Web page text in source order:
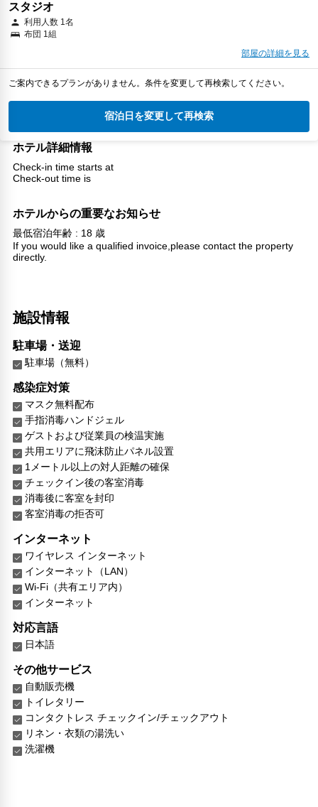
スタジオ
利用人数 1名
布団 1組
部屋の詳細を見る
ご案内できるプランがありません。条件を変更して再検索してください。
宿泊日を変更して再検索
ホテル詳細情報
Check-in time starts at
Check-out time is
ホテルからの重要なお知らせ
最低宿泊年齢 : 18 歳
If you would like a qualified invoice,please contact the property
directly.
施設情報
駐車場・送迎
駐車場（無料）
感染症対策
マスク無料配布
手指消毒ハンドジェル
ゲストおよび従業員の検温実施
共用エリアに飛沫防止パネル設置
1メートル以上の対人距離の確保
チェックイン後の客室消毒
消毒後に客室を封印
客室消毒の拒否可
インターネット
ワイヤレス インターネット
インターネット（LAN）
Wi-Fi（共有エリア内）
インターネット
対応言語
日本語
その他サービス
自動販売機
トイレタリー
コンタクトレス チェックイン/チェックアウト
リネン・衣類の湯洗い
洗濯機